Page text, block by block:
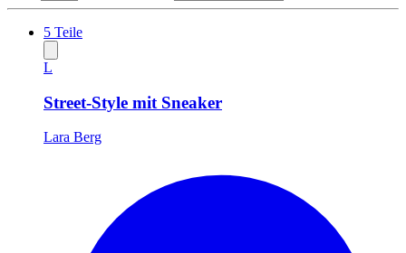
5 Teile
L
Street-Style mit Sneaker
Lara Berg